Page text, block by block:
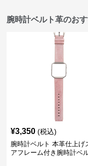
腕時計ベルト革のお
¥3,350 (税込)
腕時計ベルト 本革仕上げ
アフレーム付き腕時計ベ